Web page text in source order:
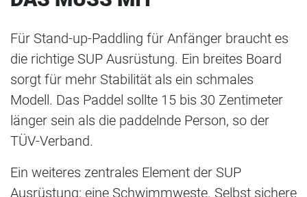
Für Stand-up-Paddling für Anfänger braucht es
die richtige SUP Ausrüstung. Ein breites Board
sorgt für mehr Stabilität als ein schmales
Modell. Das Paddel sollte 15 bis 30 Zentimeter
länger sein als die paddelnde Person, so der
TÜV-Verband.
Ein weiteres zentrales Element der SUP
Ausrüstung: eine Schwimmweste. Selbst sichere